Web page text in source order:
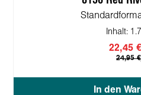
Inhalt:
22,45
24,95
In den